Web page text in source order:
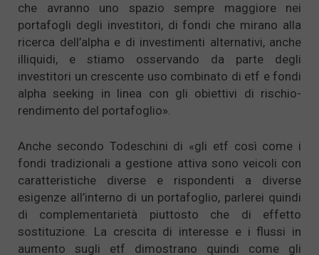
che avranno uno spazio sempre maggiore nei
portafogli degli investitori, di fondi che mirano alla
ricerca dell’alpha e di investimenti alternativi, anche
illiquidi, e stiamo osservando da parte degli
investitori un crescente uso combinato di etf e fondi
alpha seeking in linea con gli obiettivi di rischio-
rendimento del portafoglio».
Anche secondo Todeschini di «gli etf così come i
fondi tradizionali a gestione attiva sono veicoli con
caratteristiche diverse e rispondenti a diverse
esigenze all’interno di un portafoglio, parlerei quindi
di complementarietà piuttosto che di effetto
sostituzione. La crescita di interesse e i flussi in
aumento sugli etf dimostrano quindi come gli